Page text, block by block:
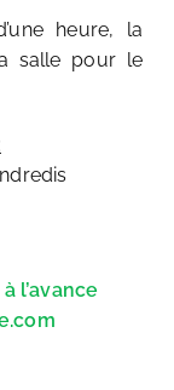
heure, la
salle pour le
l’avance